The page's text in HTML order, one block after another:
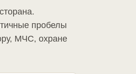
пробелы
МЧС, охране